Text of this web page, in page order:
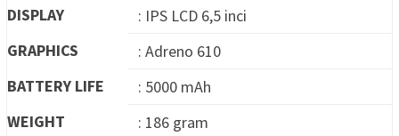
DISPLAY
: IPS LCD 6,5 inci
GRAPHICS
: Adreno 610
BATTERY LIFE
: 5000 mAh
WEIGHT
: 186 gram